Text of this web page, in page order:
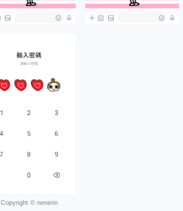
Copyright © nenerin